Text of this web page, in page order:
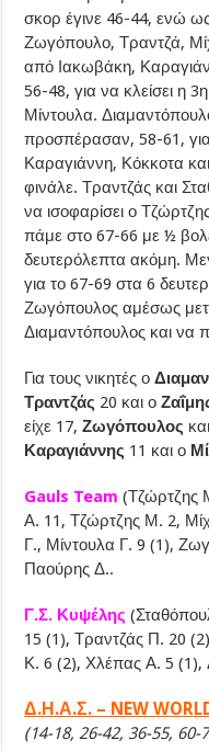
σκορ έγινε 46-44, ενώ
Ζωγόπουλο, Τραντζά,
από Ιακωβάκη,
56-48, για να κλείσει η
Μίντουλα.
προσπέρασαν, 58-61,
Καραγιάννη, Κόκκοτα
φινάλε. Τραντζάς και
να ισοφαρίσει ο
πάμε στο 67-66 με ½
δευτερόλεπτα ακόμη.
για το 67-69 στα 6
Ζωγόπουλος αμέσως
Διαμαντόπουλος και να
Για τους νικητές ο
Τραντζάς 20 και ο
είχε 17,Ζωγόπουλος και
Καραγιάννης 11 και ο
Gauls Team (Τζώρτζης
Α. 11, Τζώρτζης Μ. 2,
Γ., Μίντουλα Γ. 9 (1),
Παούρης Δ..
Γ.Σ. Κυψέλης
15 (1), Τραντζάς Π. 20
Κ. 6 (2), Χλέπας Α. 5 (1),
Δ.Η.Α.Σ. – NEW
(14-18, 26-42, 36-55, 60-